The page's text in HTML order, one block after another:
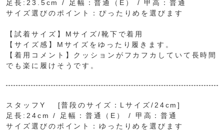
足長:23.5cm / 足幅：普通（E） / 甲高：普通
サイズ選びのポイント：ぴったりめを選びます
【試着サイズ】Mサイズ/靴下で着用
【サイズ感】Mサイズをゆったり履きます。
【着用コメント】クッションがフカフカしていて長時間
でも楽に履けそうです。
スタッフY [普段のサイズ：Lサイズ/24cm]
足長:24cm / 足幅：普通（E） / 甲高：普通
サイズ選びのポイント：ゆったりめを選びます